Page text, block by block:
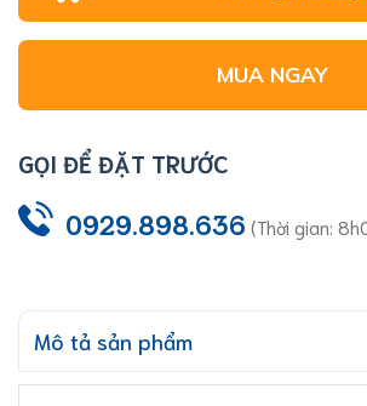
MUA NGAY
GỌI ĐỂ ĐẶT TRƯỚC
0929.898.636 (Thời gian:
Mô tả sản phẩm